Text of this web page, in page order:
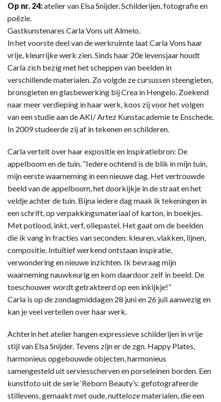
Op nr. 24:atelier van Elsa Snijder. Schilderijen, fotografie en
poëzie.
Gastkunstenares Carla Vons uit Almelo.
In het voorste deel van de werkruimte laat Carla Vons haar
vrije, kleurrijke werk zien. Sinds haar 20e levensjaar houdt
Carla zich bezig met het scheppen van beelden in
verschillende materialen. Zo volgde ze cursussen steengieten,
bronsgieten en glasbewerking bij Crea in Hengelo. Zoekend
naar meer verdieping in haar werk, koos zij voor het volgen
van een studie aan de AKI/ Artez Kunstacademie te Enschede.
In 2009 studeerde zij af in tekenen en schilderen.
Carla vertelt over haar expositie en inspiratiebron: De
appelboom en de tuin. “Iedere ochtend is de blik in mijn tuin,
mijn eerste waarneming in een nieuwe dag. Het vertrouwde
beeld van de appelboom, het doorkijkje in de straat en het
veldje achter de tuin. Bijna iedere dag maak ik tekeningen in
een schrift, op verpakkingsmateriaal of karton, in boekjes.
Met potlood, inkt, verf, oliepastel. Het gaat om de beelden
die ik vang in fracties van seconden: kleuren, vlakken, lijnen,
compositie. Intuïtief werkend ontstaan inspiratie,
verwondering en nieuwe inzichten. Ik bevraag mijn
waarneming nauwkeurig en kom daardoor zelf in beeld. De
toeschouwer wordt getrakteerd op een inkijkje!”
Carla is op de zondagmiddagen 28 juni en 26 juli aanwezig en
kan je veel vertellen over haar werk.
Achterin het atelier hangen expressieve schilderijen in vrije
stijl van Elsa Snijder. Tevens zijn er de zgn. Happy Plates,
harmonieus opgebouwde objecten, harmonieus
samengesteld uit serviesscherven en porseleinen borden. Een
kunstfoto uit de serie ‘Reborn Beauty’s: gefotografeerde
stillevens, gemaakt met oude, nutteloze materialen, die een